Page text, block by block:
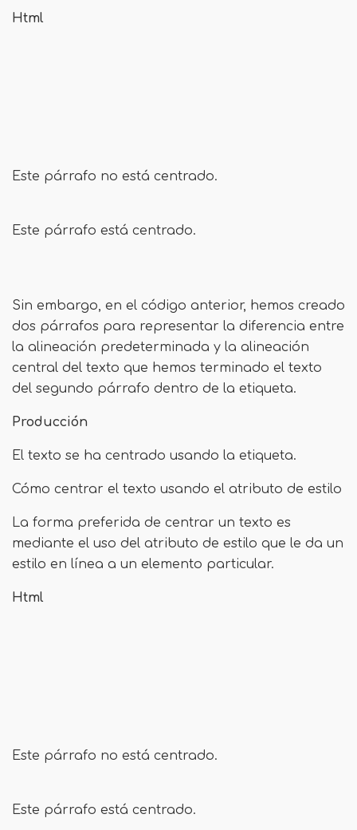
Html
Este párrafo no está centrado.
Este párrafo está centrado.
Sin embargo, en el código anterior, hemos creado
dos párrafos para representar la diferencia entre
la alineación predeterminada y la alineación
central del texto que hemos terminado el texto
del segundo párrafo dentro de la etiqueta.
Producción
El texto se ha centrado usando la etiqueta.
Cómo centrar el texto usando el atributo de estilo
La forma preferida de centrar un texto es
mediante el uso del atributo de estilo que le da un
estilo en línea a un elemento particular.
Html
Este párrafo no está centrado.
Este párrafo está centrado.